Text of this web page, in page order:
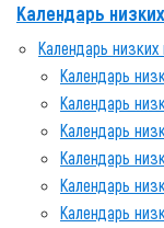
Календарь
Календарь
Календарь
Календарь
Календарь
Календарь
Календарь
Календарь